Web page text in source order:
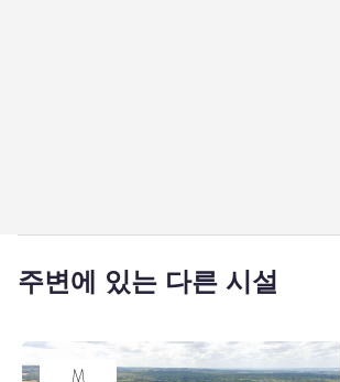
주변에 있는 다른 시설